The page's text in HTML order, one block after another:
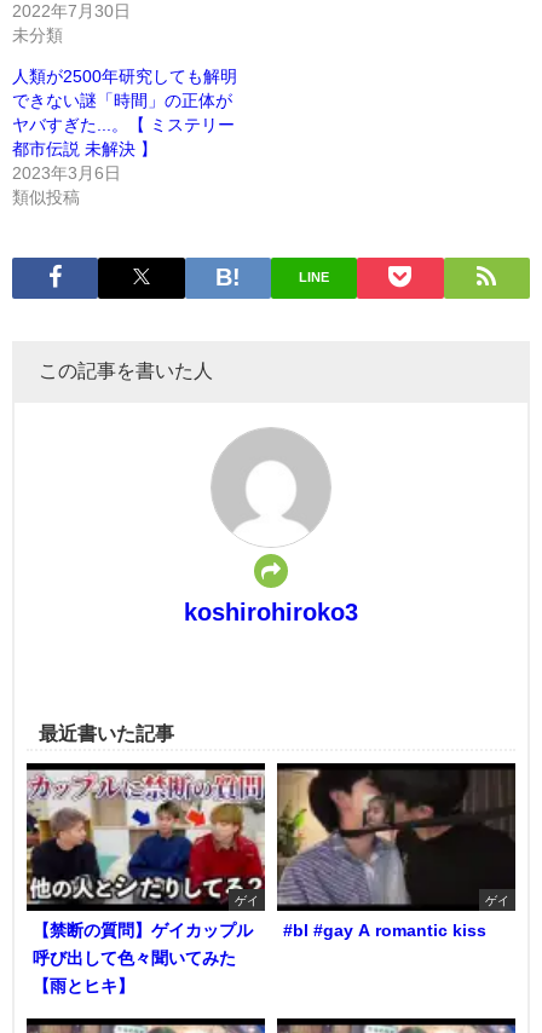
2022年7月30日
未分類
人類が2500年研究しても解明
できない謎「時間」の正体が
ヤバすぎた...。【 ミステリー
都市伝説 未解決 】
2023年3月6日
類似投稿
LINE
この記事を書いた人
koshirohiroko3
最近書いた記事
ゲイ
【禁断の質問】ゲイカップル
呼び出して色々聞いてみた
【雨とヒキ】
ゲイ
#bl #gay A romantic kiss